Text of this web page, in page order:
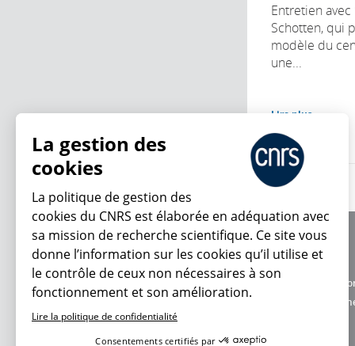
Entretien
Schotten, qui
modèle du
une...
Lire plus
Charte
Données
En ce moment
La gestion des
cookies
La politique de gestion des
cookies du CNRS est élaborée en adéquation avec
sa mission de recherche scientifique. Ce site vous
donne l’information sur les cookies qu’il utilise et
le contrôle de ceux non nécessaires à son
fonctionnement et son amélioration.
Lire la politique de confidentialité
Consentements certifiés par